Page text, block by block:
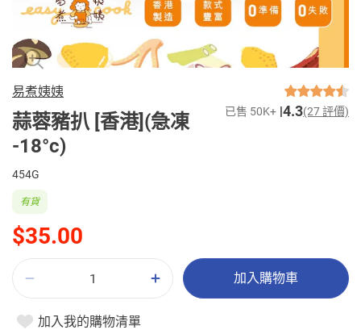
易煮姨姨
蒜蓉豬扒 [香港](急凍
-18°c)
已售 50K+ 4.3(27 評價)
454G
$35.00
有貨
加入購物車
加入我的購物清單